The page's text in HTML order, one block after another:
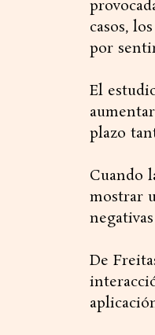
casos,
por
El
plazo
Cuando
mostrar
De